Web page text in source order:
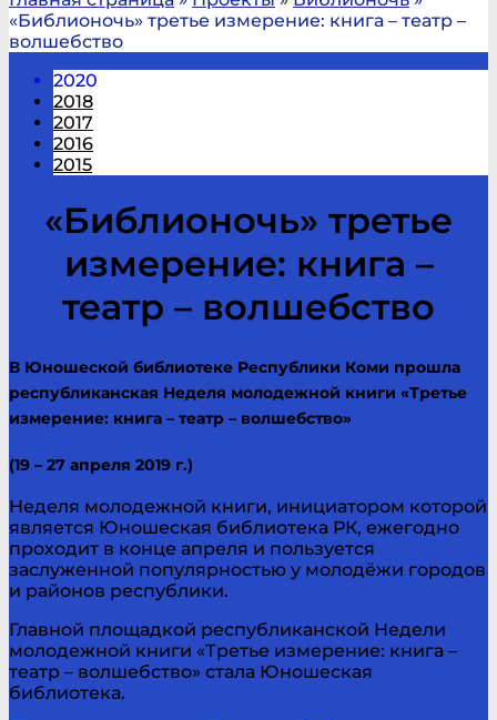
«Библионочь» третье измерение: книга – театр –
волшебство
2020
2018
2017
2016
2015
«Библионочь» третье
измерение: книга –
театр – волшебство
В Юношеской библиотеке Республики Коми прошла
республиканская Неделя молодежной книги «Третье
измерение: книга – театр – волшебство»
(19 – 27 апреля 2019 г.)
Неделя молодежной книги, инициатором которой
является Юношеская библиотека РК, ежегодно
проходит в конце апреля и пользуется
заслуженной популярностью у молодёжи городов
и районов республики.
Главной площадкой республиканской Недели
молодежной книги «Третье измерение: книга –
театр – волшебство» стала Юношеская
библиотека.